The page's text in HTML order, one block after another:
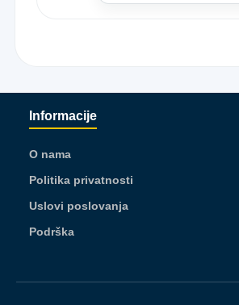
Informacije
O nama
Politika privatnosti
Uslovi poslovanja
Podrška